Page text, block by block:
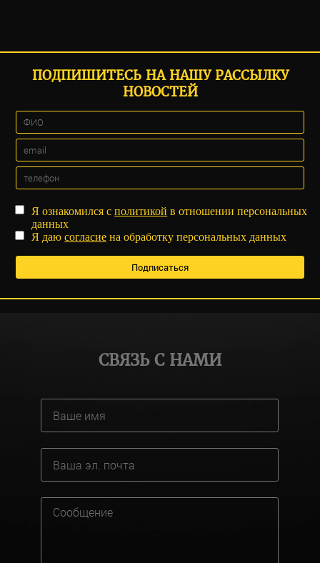
ПОДПИШИТЕСЬ НА НАШУ РАССЫЛКУ
НОВОСТЕЙ
Я ознакомился сполитикой в отношении персональных
данных
Я даюсогласие на обработку персональных данных
СВЯЗЬ С НАМИ